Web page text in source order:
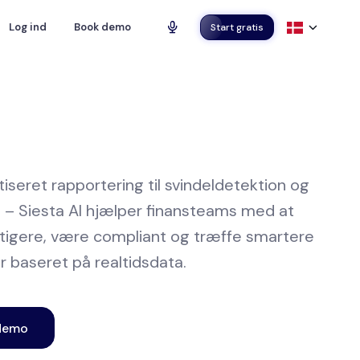
Log ind Book demo Start gratis
rapportering til svindeldetektion og
– Siesta AI hjælper finansteams med at
være compliant og træffe smartere
baseret på realtidsdata.